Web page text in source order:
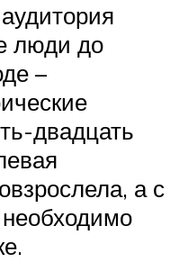
люди до
–
двадцать
а с